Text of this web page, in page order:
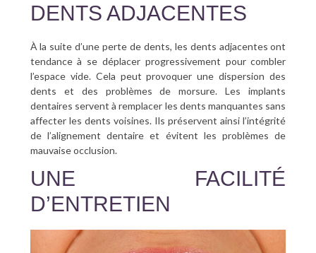
DENTS ADJACENTES
À la suite d’une perte de dents, les dents adjacentes ont
tendance à se déplacer progressivement pour combler
l’espace vide. Cela peut provoquer une dispersion des
dents et des problèmes de morsure. Les implants
dentaires servent à remplacer les dents manquantes sans
affecter les dents voisines. Ils préservent ainsi l’intégrité
de l’alignement dentaire et évitent les problèmes de
mauvaise occlusion.
UNE FACILITÉ
D’ENTRETIEN